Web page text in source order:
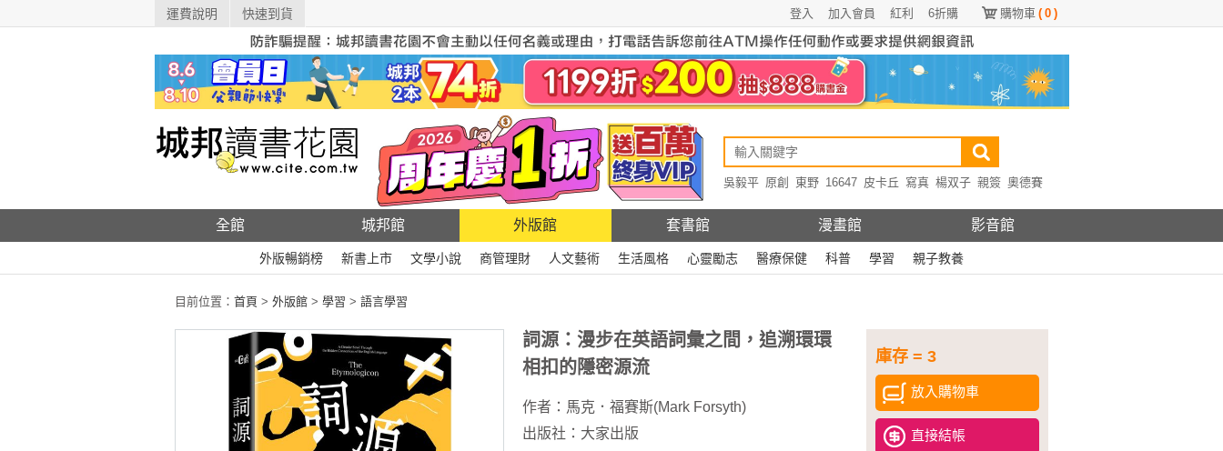
運費說明 快速到貨 購物車 ( 0 )
6折購
紅利
加入會員
登入
吳毅平 原創 東野 16647 皮卡丘 寫真 楊双子 親簽 奧德賽
全館 城邦館 外版館 套書館 漫畫館 影音館
外版暢銷榜 新書上市 文學小說 商管理財 人文藝術 生活風格 心靈勵志 醫療保健 科普 學習 親子教養
目前位置： 首頁 > 外版館 > 學習 > 語言學習
庫存 = 3
放入購物車
直接結帳
詞源：漫步在英語詞彙之間，追溯環環
相扣的隱密源流
作者： 馬克．福賽斯(Mark Forsyth)
出版社： 大家出版